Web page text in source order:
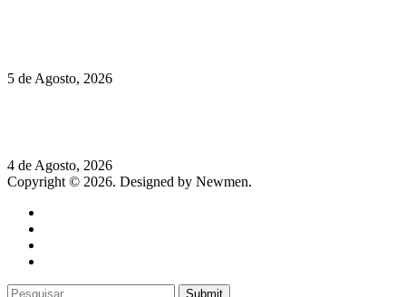
5 de Agosto, 2026
4 de Agosto, 2026
Copyright © 2026. Designed by Newmen.
Submit